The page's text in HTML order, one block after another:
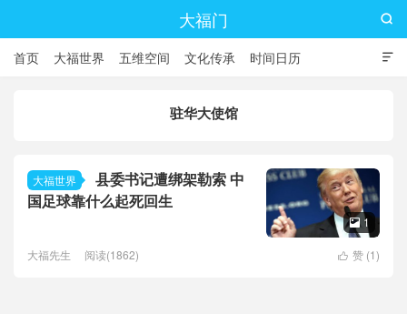
大福门

首页 大福世界 五维空间 文化传承 时间日历

驻华大使馆
大福世界
县委书记遭绑架勒索 中
国足球靠什么起死回生
 1
 赞 (1)
大福先生 阅读(1862)